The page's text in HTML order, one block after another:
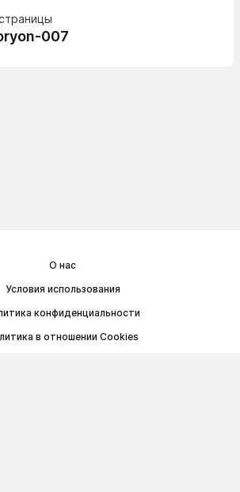
007
О нас
Условия использования
конфиденциальности
в отношении Cookies